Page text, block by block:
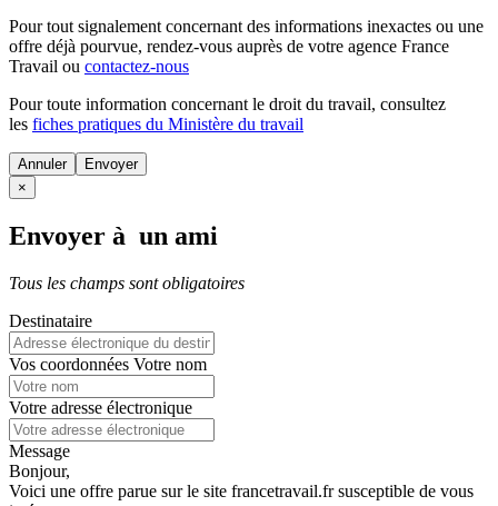
Pour tout signalement concernant des informations inexactes ou une
offre déjà pourvue, rendez-vous auprès de votre agence France
Travail ou contactez-nous
Pour toute information concernant le droit du travail, consultez
les fiches pratiques du Ministère du travail
Annuler
×
Envoyer à un ami
Tous les champs sont obligatoires
Destinataire
Vos coordonnées Votre nom
Votre adresse électronique
Message
Bonjour,
Voici une offre parue sur le site francetravail.fr susceptible de vous